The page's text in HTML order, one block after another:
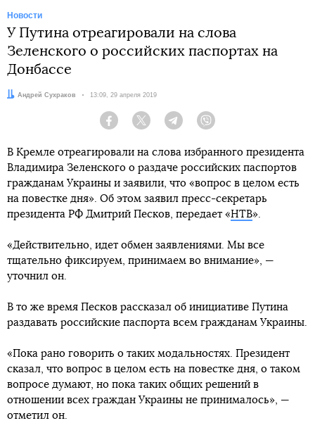
Новости
У Путина отреагировали на слова
Зеленского о российских паспортах на
Донбассе
Автор:
Андрей Сухраков Дата:
13:09, 29 апреля 2019
Facebook Twitter Telegram
В Кремле отреагировали на слова избранного президента
Владимира Зеленского о раздаче российских паспортов
гражданам Украины и заявили, что «вопрос в целом есть
на повестке дня». Об этом заявил пресс-секретарь
президента РФ Дмитрий Песков, передает «НТВ».
«Действительно, идет обмен заявлениями. Мы все
тщательно фиксируем, принимаем во внимание», —
уточнил он.
В то же время Песков рассказал об инициативе Путина
раздавать российские паспорта всем гражданам Украины.
«Пока рано говорить о таких модальностях. Президент
сказал, что вопрос в целом есть на повестке дня, о таком
вопросе думают, но пока таких общих решений в
отношении всех граждан Украины не принималось», —
отметил он.